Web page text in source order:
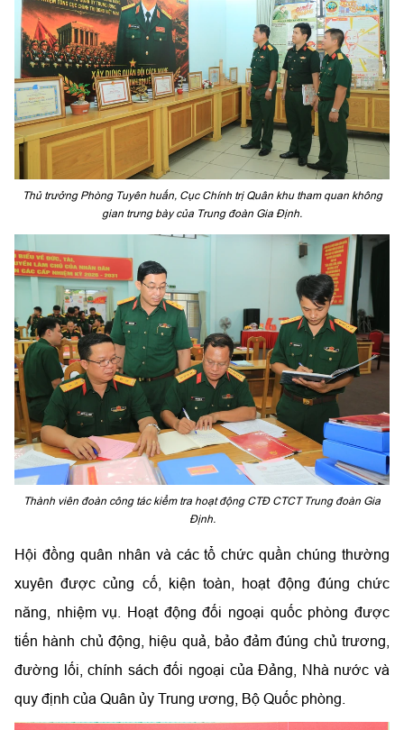
Thủ trưởng Phòng Tuyên huấn, Cục Chính trị Quân khu tham quan không
gian trưng bày của Trung đoàn Gia Định.
Thành viên đoàn công tác kiểm tra hoạt động CTĐ CTCT Trung đoàn Gia
Định.
Hội đồng quân nhân và các tổ chức quần chúng thường
xuyên được củng cố, kiện toàn, hoạt động đúng chức
năng, nhiệm vụ. Hoạt động đối ngoại quốc phòng được
tiến hành chủ động, hiệu quả, bảo đảm đúng chủ trương,
đường lối, chính sách đối ngoại của Đảng, Nhà nước và
quy định của Quân ủy Trung ương, Bộ Quốc phòng.